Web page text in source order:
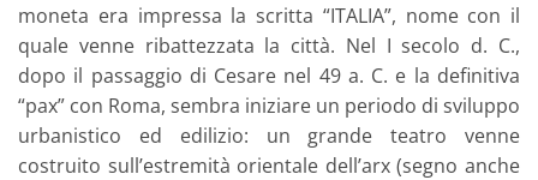
moneta era impressa la scritta “ITALIA”, nome con il
quale venne ribattezzata la città. Nel I secolo d. C.,
dopo il passaggio di Cesare nel 49 a. C. e la definitiva
“pax” con Roma, sembra iniziare un periodo di sviluppo
urbanistico ed edilizio: un grande teatro venne
costruito sull’estremità orientale dell’arx (segno anche